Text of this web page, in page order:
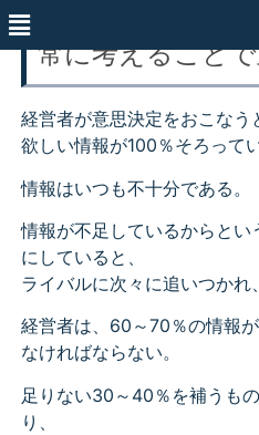
常に考えること
経営者が意思決定をおこなう
欲しい情報が100％そろって
情報はいつも不十分である。
情報が不足しているからとい
にしていると、
ライバルに次々に追いつかれ
経営者は、60～70％の情報
なければならない。
足りない30～40％を補うも
り、